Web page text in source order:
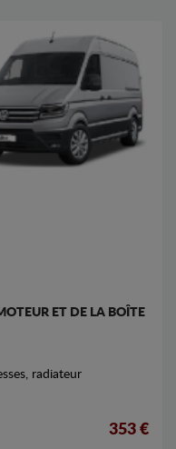
ET DE LA BOÎTE
radiateur
353 €